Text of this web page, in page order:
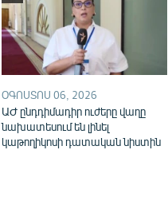
ՕԳՈՍՏՈՍ 06, 2026
ԱԺ ընդդիմադիր ուժերը վաղը
նախատեսում են լինել
կաթողիկոսի դատական նիստին